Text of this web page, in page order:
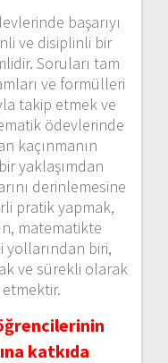
başarıyı
ve disiplinli bir
Soruları tam
ve formülleri
takip etmek ve
ödevlerinde
kaçınmanın
yaklaşımdan
derinlemesine
pratik yapmak,
matematikte
yollarından biri,
ve sürekli olarak
katkıda